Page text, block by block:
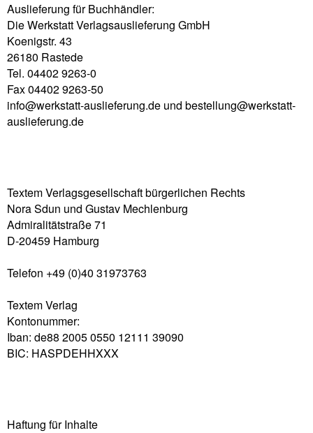
Auslieferung für Buchhändler:
Die Werkstatt Verlagsauslieferung GmbH
Koenigstr. 43
26180 Rastede
Tel. 04402 9263-0
Fax 04402 9263-50
info@werkstatt-auslieferung.de und bestellung@werkstatt-
auslieferung.de
Textem Verlagsgesellschaft bürgerlichen Rechts
Nora Sdun und Gustav Mechlenburg
Admiralitätstraße 71
D-20459 Hamburg
Telefon +49 (0)40 31973763
Textem Verlag
Kontonummer:
Iban: de88 2005 0550 12111 39090
BIC: HASPDEHHXXX
Haftung für Inhalte